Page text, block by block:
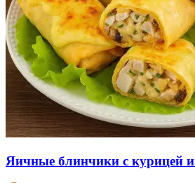
Яичные блинчики с курицей